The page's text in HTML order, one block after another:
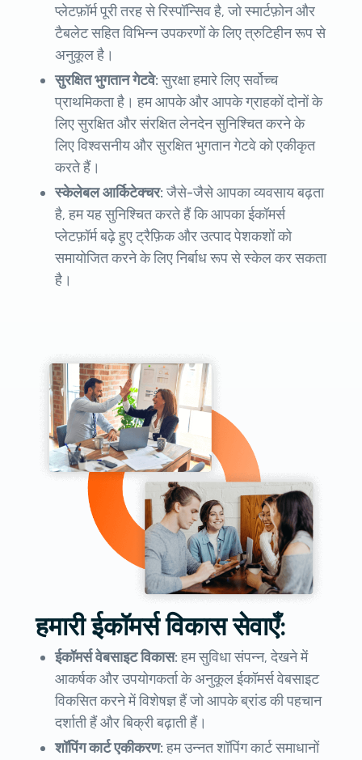
प्लेटफ़ॉर्म पूरी तरह से रिस्पॉन्सिव है, जो स्मार्टफ़ोन और
टैबलेट सहित विभिन्न उपकरणों के लिए त्रुटिहीन रूप से
अनुकूल है।
सुरक्षित भुगतान गेटवे:सुरक्षा हमारे लिए सर्वोच्च
प्राथमिकता है। हम आपके और आपके ग्राहकों दोनों के
लिए सुरक्षित और संरक्षित लेनदेन सुनिश्चित करने के
लिए विश्वसनीय और सुरक्षित भुगतान गेटवे को एकीकृत
करते हैं।
स्केलेबल आर्किटेक्चर:जैसे-जैसे आपका व्यवसाय बढ़ता
है, हम यह सुनिश्चित करते हैं कि आपका ईकॉमर्स
प्लेटफ़ॉर्म बढ़े हुए ट्रैफ़िक और उत्पाद पेशकशों को
समायोजित करने के लिए निर्बाध रूप से स्केल कर सकता
है।
हमारी ईकॉमर्स विकास सेवाएँ:
ईकॉमर्स वेबसाइट विकास:हम सुविधा संपन्न, देखने में
आकर्षक और उपयोगकर्ता के अनुकूल ईकॉमर्स वेबसाइट
विकसित करने में विशेषज्ञ हैं जो आपके ब्रांड की पहचान
दर्शाती हैं और बिक्री बढ़ाती हैं।
शॉपिंग कार्ट एकीकरण:हम उन्नत शॉपिंग कार्ट समाधानों